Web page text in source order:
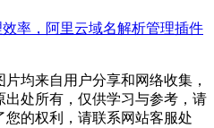
效率，阿里云域名解析管理插件
均来自用户分享和网络收集，
处所有，仅供学习与参考，请
的权利，请联系网站客服处